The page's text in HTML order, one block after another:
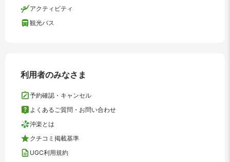
アクティビティ
観光バス
利用者のみなさま
予約確認・キャンセル
よくあるご質問・お問い合わせ
沖楽とは
クチコミ掲載基準
UGC利用規約